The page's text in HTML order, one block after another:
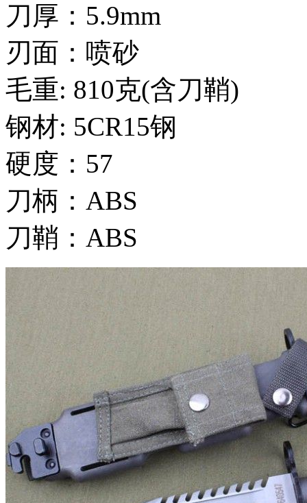
刀厚：5.9mm
刃面：喷砂
毛重: 810克(含刀鞘)
钢材: 5CR15钢
硬度：57
刀柄：ABS
刀鞘：ABS